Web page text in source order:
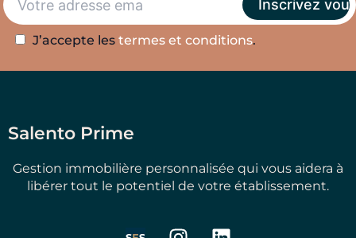
J’accepte lestermes et conditions.
Salento Prime
Gestion immobilière personnalisée qui vous aidera à
libérer tout le potentiel de votre établissement.
I
L